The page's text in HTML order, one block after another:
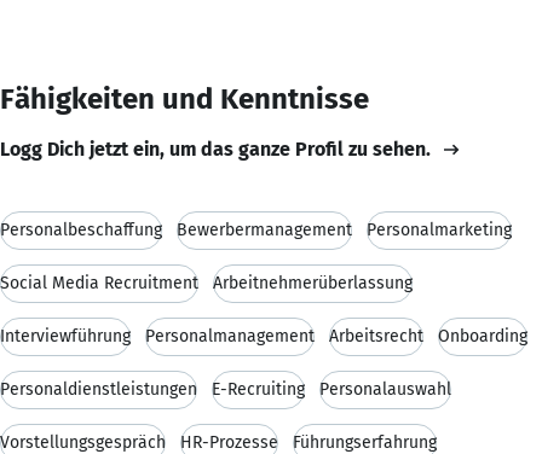
Fähigkeiten und Kenntnisse
Logg Dich jetzt ein, um das ganze Profil zu sehen.
Personalbeschaffung Bewerbermanagement Personalmarketing
Social Media Recruitment Arbeitnehmerüberlassung
Interviewführung Personalmanagement Arbeitsrecht Onboarding
Personaldienstleistungen E-Recruiting Personalauswahl
Vorstellungsgespräch HR-Prozesse Führungserfahrung